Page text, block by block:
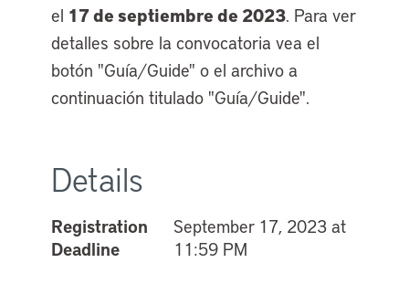
el 17 de septiembre de 2023. Para ver
detalles sobre la convocatoria vea el
botón "Guía/Guide" o el archivo a
continuación titulado "Guía/Guide".
Details
Registration
Deadline
September 17, 2023 at
11:59 PM